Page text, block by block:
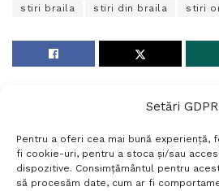
Setări GDPR
Pentru a oferi cea mai bună experiență,
fi cookie-uri, pentru a stoca și/sau
dispozitive. Consimțământul pentru
să procesăm date, cum ar fi
stiri braila stiri din braila stiri